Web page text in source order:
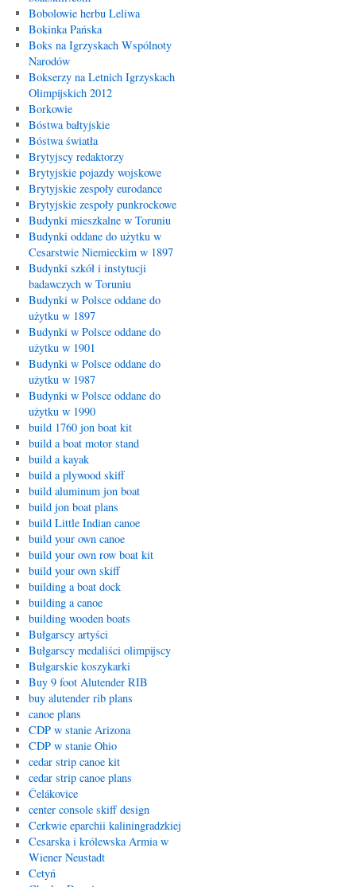
Bobolowie herbu Leliwa
Bokinka Pańska
Boks na Igrzyskach Wspólnoty
Narodów
Bokserzy na Letnich Igrzyskach
Olimpijskich 2012
Borkowie
Bóstwa bałtyjskie
Bóstwa światła
Brytyjscy redaktorzy
Brytyjskie pojazdy wojskowe
Brytyjskie zespoły eurodance
Brytyjskie zespoły punkrockowe
Budynki mieszkalne w Toruniu
Budynki oddane do użytku w
Cesarstwie Niemieckim w 1897
Budynki szkół i instytucji
badawczych w Toruniu
Budynki w Polsce oddane do
użytku w 1897
Budynki w Polsce oddane do
użytku w 1901
Budynki w Polsce oddane do
użytku w 1987
Budynki w Polsce oddane do
użytku w 1990
build 1760 jon boat kit
build a boat motor stand
build a kayak
build a plywood skiff
build aluminum jon boat
build jon boat plans
build Little Indian canoe
build your own canoe
build your own row boat kit
build your own skiff
building a boat dock
building a canoe
building wooden boats
Bułgarscy artyści
Bułgarscy medaliści olimpijscy
Bułgarskie koszykarki
Buy 9 foot Alutender RIB
buy alutender rib plans
canoe plans
CDP w stanie Arizona
CDP w stanie Ohio
cedar strip canoe kit
cedar strip canoe plans
Čelákovice
center console skiff design
Cerkwie eparchii kaliningradzkiej
Cesarska i królewska Armia w
Wiener Neustadt
Cetyń